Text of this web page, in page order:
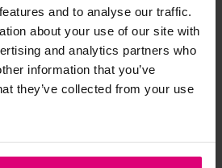
and to analyse our traffic.
about your use of our site with
and analytics partners who
information that you’ve
they’ve collected from your use
(stretch) verwerkt en mogen dus
en/of in de droogtrommel.
voor advies op maat.